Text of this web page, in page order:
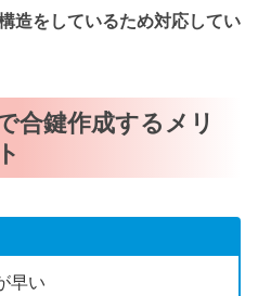
造をしているため対応してい
合鍵作成するメリ
早い